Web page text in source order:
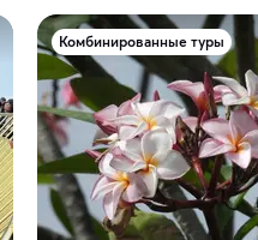
Комбинированные туры